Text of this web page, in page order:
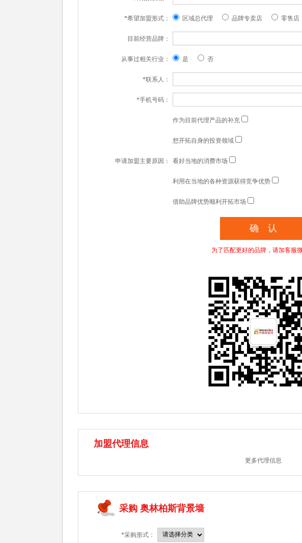
*希望加盟形式： 区域总代理 品牌专卖店 零售店
目前经营品牌：
从事过相关行业： 是 否
*联系人：
*手机号码：
申请加盟主要原因：
作为目前代理产品的补充
想开拓自身的投资领域
看好当地的消费市场
利用在当地的各种资源获得竞争优势
借助品牌优势顺利开拓市场
为了匹配更好的品牌，请加客服
加盟代理信息
更多代理信息
采购 奥林柏斯背景墙
*采购形式：